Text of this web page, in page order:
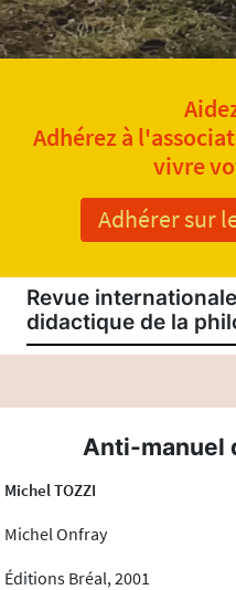
Adhérez à
vivre
Adhérer sur
Revue
didactique de la
Anti-manuel
Michel TOZZI
Michel Onfray
Éditions Bréal, 2001